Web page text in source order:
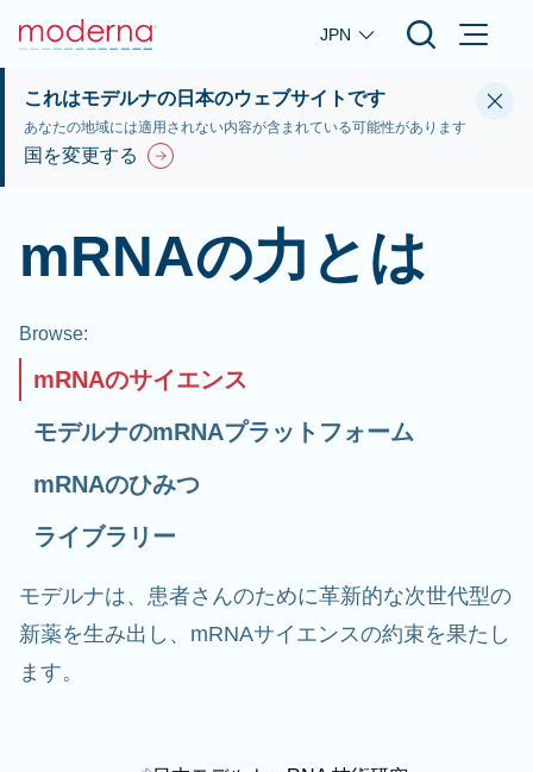
Skip to main content
JPN
これはモデルナの日本のウェブサイトです
あなたの地域には適用されない内容が含まれている可能性があります
国を変更する
mRNAの力とは
Browse:
mRNAのサイエンス
モデルナのmRNAプラットフォーム
mRNAのひみつ
ライブラリー
モデルナは、患者さんのために革新的な次世代型の
新薬を生み出し、mRNAサイエンスの約束を果たし
ます。